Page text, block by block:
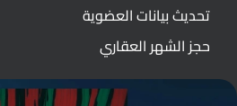
تحديث بيانات العضوية
حجز الشهر العقاري